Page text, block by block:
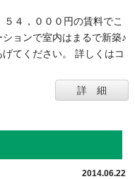
４，０００円の賃料でこ
ョンで室内はまるで新築♪
てください。 詳しくはコ
詳 細
2014.06.22